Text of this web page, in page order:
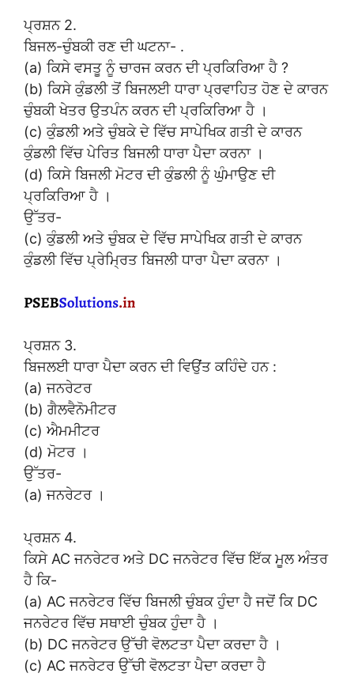
ਪ੍ਰਸ਼ਨ 2.
ਬਿਜਲ-ਚੁੰਬਕੀ ਰਣ ਦੀ ਘਟਨਾ- .
(a) ਕਿਸੇ ਵਸਤੂ ਨੂੰ ਚਾਰਜ ਕਰਨ ਦੀ ਪ੍ਰਕਿਰਿਆ ਹੈ ?
(b) ਕਿਸੇ ਕੁੰਡਲੀ ਤੋਂ ਬਿਜਲਈ ਧਾਰਾ ਪ੍ਰਵਾਹਿਤ ਹੋਣ ਦੇ ਕਾਰਨ
ਚੁੰਬਕੀ ਖੇਤਰ ਉਤਪੰਨ ਕਰਨ ਦੀ ਪ੍ਰਕਿਰਿਆ ਹੈ ।
(c) ਕੁੰਡਲੀ ਅਤੇ ਚੁੰਬਕੇ ਦੇ ਵਿੱਚ ਸਾਪੇਖਿਕ ਗਤੀ ਦੇ ਕਾਰਨ
ਕੁੰਡਲੀ ਵਿੱਚ ਪੇਰਿਤ ਬਿਜਲੀ ਧਾਰਾ ਪੈਦਾ ਕਰਨਾ ।
(d) ਕਿਸੇ ਬਿਜਲੀ ਮੋਟਰ ਦੀ ਕੁੰਡਲੀ ਨੂੰ ਘੁੰਮਾਉਣ ਦੀ
ਪ੍ਰਕਿਰਿਆ ਹੈ ।
ਉੱਤਰ-
(c) ਕੁੰਡਲੀ ਅਤੇ ਚੁੰਬਕ ਦੇ ਵਿੱਚ ਸਾਪੇਖਿਕ ਗਤੀ ਦੇ ਕਾਰਨ
ਕੁੰਡਲੀ ਵਿੱਚ ਪ੍ਰੇਮ੍ਰਿਤ ਬਿਜਲੀ ਧਾਰਾ ਪੈਦਾ ਕਰਨਾ ।
ਪ੍ਰਸ਼ਨ 3.
ਬਿਜਲਈ ਧਾਰਾ ਪੈਦਾ ਕਰਨ ਦੀ ਵਿਉਂਤ ਕਹਿੰਦੇ ਹਨ :
(a) ਜਨਰੇਟਰ
(b) ਗੈਲਵੈਨੋਮੀਟਰ
(c) ਐਮਮੀਟਰ
(d) ਮੋਟਰ ।
ਉੱਤਰ-
(a) ਜਨਰੇਟਰ ।
ਪ੍ਰਸ਼ਨ 4.
ਕਿਸੇ AC ਜਨਰੇਟਰ ਅਤੇ DC ਜਨਰੇਟਰ ਵਿੱਚ ਇੱਕ ਮੂਲ ਅੰਤਰ
ਹੈ ਕਿ-
(a) AC ਜਨਰੇਟਰ ਵਿੱਚ ਬਿਜਲੀ ਚੁੰਬਕ ਹੁੰਦਾ ਹੈ ਜਦੋਂ ਕਿ DC
ਜਨਰੇਟਰ ਵਿੱਚ ਸਥਾਈ ਚੁੰਬਕ ਹੁੰਦਾ ਹੈ ।
(b) DC ਜਨਰੇਟਰ ਉੱਚੀ ਵੋਲਟਤਾ ਪੈਦਾ ਕਰਦਾ ਹੈ ।
(c) AC ਜਨਰੇਟਰ ਉੱਚੀ ਵੋਲਟਤਾ ਪੈਦਾ ਕਰਦਾ ਹੈ